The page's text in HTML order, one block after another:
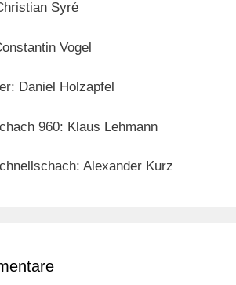
Syré
Vogel
Daniel Holzapfel
960: Klaus Lehmann
Alexander Kurz